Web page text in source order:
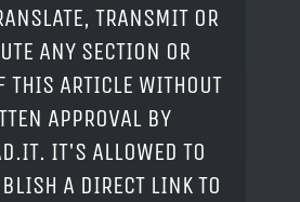
TRANSMIT OR
ANY SECTION OR
THIS ARTICLE WITHOUT
APPROVAL BY
IT'S ALLOWED TO
A DIRECT LINK TO